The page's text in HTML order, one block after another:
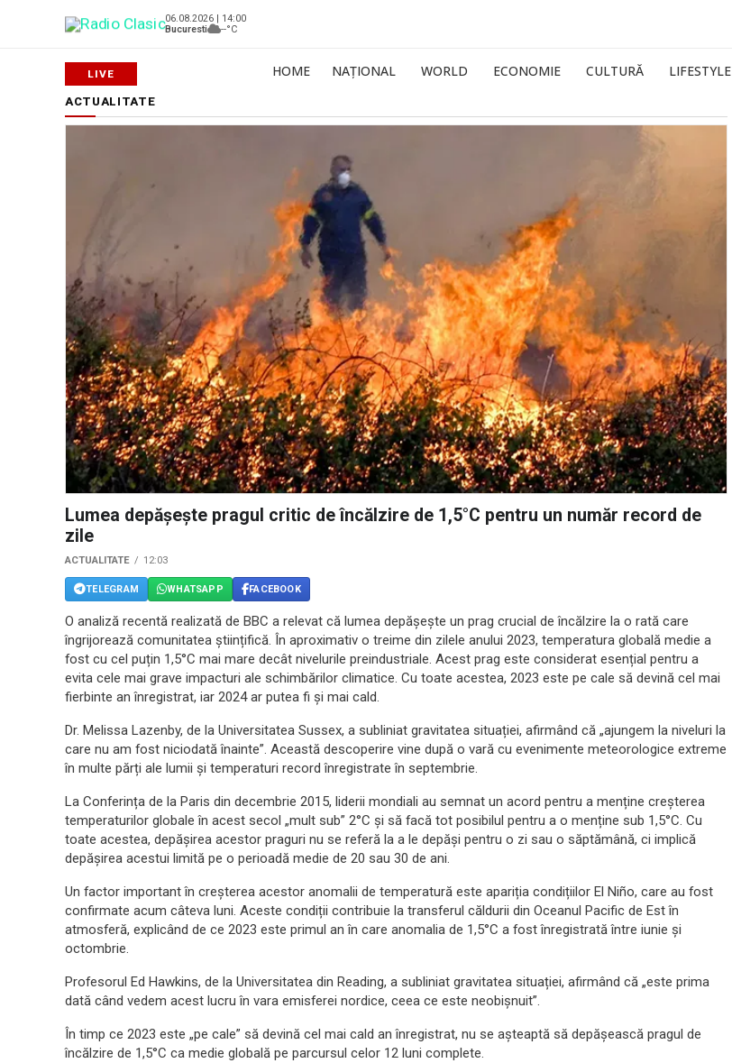
06.08.2026 | 14:00
Bucuresti
--°C
HOME NAȚIONAL WORLD ECONOMIE CULTURĂ LIFESTYLE
ACTUALITATE
Lumea depășește pragul critic de încălzire de 1,5°C pentru un număr record de
zile
ACTUALITATE 12:03
TELEGRAM WHATSAPP FACEBOOK
O analiză recentă realizată de BBC a relevat că lumea depășește un prag crucial de încălzire la o rată care
îngrijorează comunitatea științifică. În aproximativ o treime din zilele anului 2023, temperatura globală medie a
fost cu cel puțin 1,5°C mai mare decât nivelurile preindustriale. Acest prag este considerat esențial pentru a
evita cele mai grave impacturi ale schimbărilor climatice. Cu toate acestea, 2023 este pe cale să devină cel mai
fierbinte an înregistrat, iar 2024 ar putea fi și mai cald.
Dr. Melissa Lazenby, de la Universitatea Sussex, a subliniat gravitatea situației, afirmând că „ajungem la niveluri la
care nu am fost niciodată înainte”. Această descoperire vine după o vară cu evenimente meteorologice extreme
în multe părți ale lumii și temperaturi record înregistrate în septembrie.
La Conferința de la Paris din decembrie 2015, liderii mondiali au semnat un acord pentru a menține creșterea
temperaturilor globale în acest secol „mult sub” 2°C și să facă tot posibilul pentru a o menține sub 1,5°C. Cu
toate acestea, depășirea acestor praguri nu se referă la a le depăși pentru o zi sau o săptămână, ci implică
depășirea acestui limită pe o perioadă medie de 20 sau 30 de ani.
Un factor important în creșterea acestor anomalii de temperatură este apariția condițiilor El Niño, care au fost
confirmate acum câteva luni. Aceste condiții contribuie la transferul căldurii din Oceanul Pacific de Est în
atmosferă, explicând de ce 2023 este primul an în care anomalia de 1,5°C a fost înregistrată între iunie și
octombrie.
Profesorul Ed Hawkins, de la Universitatea din Reading, a subliniat gravitatea situației, afirmând că „este prima
dată când vedem acest lucru în vara emisferei nordice, ceea ce este neobișnuit”.
În timp ce 2023 este „pe cale” să devină cel mai cald an înregistrat, nu se așteaptă să depășească pragul de
încălzire de 1,5°C ca medie globală pe parcursul celor 12 luni complete.